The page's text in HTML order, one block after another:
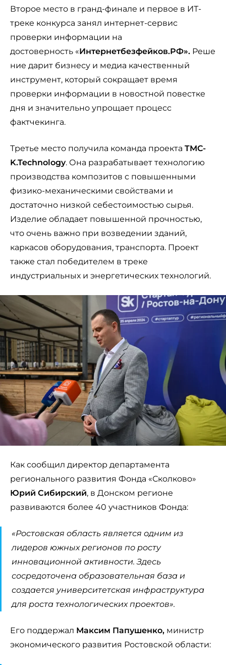
Второе место в гранд-финале и первое в ИТ-
треке конкурса занял интернет-сервис
проверки информации на
достоверность «Интернетбезфейков.РФ». Реше
ние дарит бизнесу и медиа качественный
инструмент, который сокращает время
проверки информации в новостной повестке
дня и значительно упрощает процесс
фактчекинга.
Третье место получила команда проекта TMC-
K.Technology. Она разрабатывает технологию
производства композитов с повышенными
физико-механическими свойствами и
достаточно низкой себестоимостью сырья.
Изделие обладает повышенной прочностью,
что очень важно при возведении зданий,
каркасов оборудования, транспорта. Проект
также стал победителем в треке
индустриальных и энергетических технологий.
Как сообщил директор департамента
регионального развития Фонда «Сколково»
Юрий Сибирский, в Донском регионе
развиваются более 40 участников Фонда:
«Ростовская область является одним из
лидеров южных регионов по росту
инновационной активности. Здесь
сосредоточена образовательная база и
создается университетская инфраструктура
для роста технологических проектов».
Его поддержал Максим Папушенко, министр
экономического развития Ростовской области: